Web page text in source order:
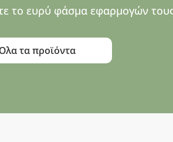
το ευρύ φάσμα εφαρμογών
τα προϊόντα